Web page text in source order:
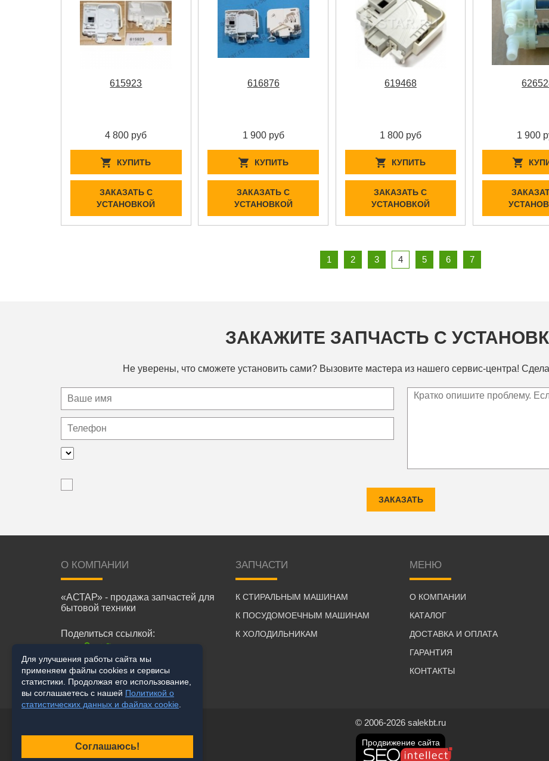
615923
4 800 руб
КУПИТЬ
ЗАКАЗАТЬ С
УСТАНОВКОЙ
616876
1 900 руб
КУПИТЬ
ЗАКАЗАТЬ С
УСТАНОВКОЙ
619468
1 800 руб
КУПИТЬ
ЗАКАЗАТЬ С
УСТАНОВКОЙ
1 900
1 2 3 4 5 6 7
ЗАКАЖИТЕ ЗАПЧАСТЬ С
Не уверены, что сможете установить сами? Вызовите мастера из нашего сервис-центра!
ЗАКАЗАТЬ
О КОМПАНИИ
«АСТАР» - продажа запчастей для
бытовой техники
Поделиться ссылкой:
ЗАПЧАСТИ
К СТИРАЛЬНЫМ МАШИНАМ
К ПОСУДОМОЕЧНЫМ МАШИНАМ
К ХОЛОДИЛЬНИКАМ
МЕНЮ
О КОМПАНИИ
КАТАЛОГ
ДОСТАВКА И ОПЛАТА
ГАРАНТИЯ
КОНТАКТЫ
© 2006-2026 salekbt.ru
Продвижение сайта
Для улучшения работы сайта мы
применяем файлы cookies и сервисы
статистики. Продолжая его использование,
вы соглашаетесь с нашей Политикой о
статистических данных и файлах cookie
Соглашаюсь!